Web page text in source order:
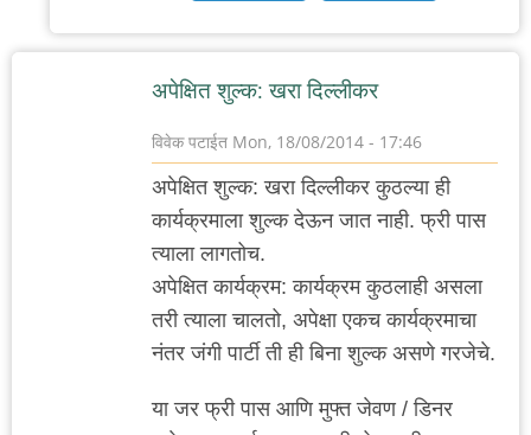
अपेक्षित शुल्क: खरा दिल्लीकर
विवेक पटाईत Mon, 18/08/2014 - 17:46
अपेक्षित शुल्क: खरा दिल्लीकर कुठल्या ही
कार्यक्रमाला शुल्क देऊन जात नाही. फ्री पास
त्याला लागतोच.
अपेक्षित कार्यक्रम: कार्यक्रम कुठलाही असला
तरी त्याला चालतो, अपेक्षा एकच कार्यक्रमाचा
नंतर जंगी पार्टी ती ही बिना शुल्क असणे गरजेचे.
या जर फ्री पास आणि मुफ्त जेवण / डिनर